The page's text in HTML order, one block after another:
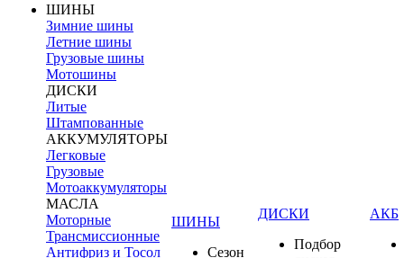
ШИНЫ
Зимние шины
Летние шины
Грузовые шины
Мотошины
ДИСКИ
Литые
Штампованные
АККУМУЛЯТОРЫ
Легковые
Грузовые
Мотоаккумуляторы
МАСЛА
Моторные
Трансмиссионные
Антифриз и Тосол
ШИНЫ
Сезон
ДИСКИ
Подбор
АКБ